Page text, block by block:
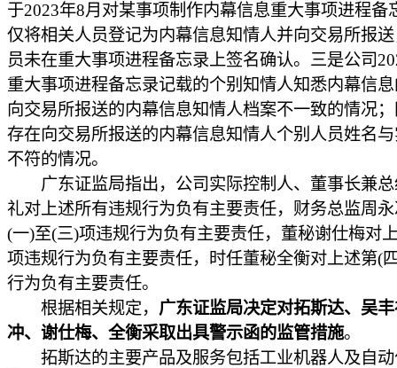
于2023年8月对某事项制作内幕信息重大事项进程备
仅将相关人员登记为内幕信息知情人并向交易所报
员未在重大事项进程备忘录上签名确认。三是公司
重大事项进程备忘录记载的个别知情人知悉内幕信
向交易所报送的内幕信息知情人档案不一致的情况
存在向交易所报送的内幕信息知情人个别人员姓名
不符的情况。
广东证监局指出，公司实际控制人、董事长兼总
礼对上述所有违规行为负有主要责任，财务总监周
(一)至(三)项违规行为负有主要责任，董秘谢仕梅对
项违规行为负有主要责任，时任董秘全衡对上述第(
行为负有主要责任。
根据相关规定， 广东证监局决定对拓斯达、吴
冲、谢仕梅、全衡采取出具警示函的监管措施。
拓斯达的主要产品及服务包括工业机器人及自动